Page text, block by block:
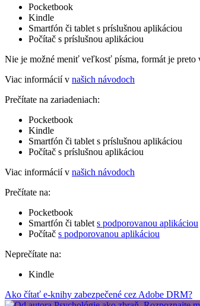
Pocketbook
Kindle
Smartfón či tablet s príslušnou aplikáciou
Počítač s príslušnou aplikáciou
Nie je možné meniť veľkosť písma, formát je preto
Viac informácií v našich návodoch
Prečítate na zariadeniach:
Pocketbook
Kindle
Smartfón či tablet s príslušnou aplikáciou
Počítač s príslušnou aplikáciou
Viac informácií v našich návodoch
Prečítate na:
Pocketbook
Smartfón či tablet s podporovanou aplikáciou
Počítač s podporovanou aplikáciou
Neprečítate na:
Kindle
Ako čítať e-knihy zabezpečené cez Adobe DRM?